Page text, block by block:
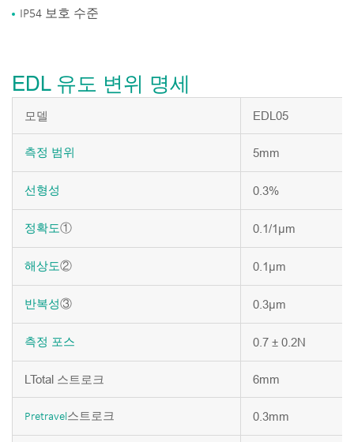
IP54 보호 수준
EDL 유도 변위 명세
모델 EDL05
측정 범위 5mm
선형성 0.3%
정확도① 0.1/1μm
해상도② 0.1μm
반복성③ 0.3μm
측정 포스 0.7 ± 0.2N
LTotal 스트로크 6mm
Pretravel스트로크 0.3mm